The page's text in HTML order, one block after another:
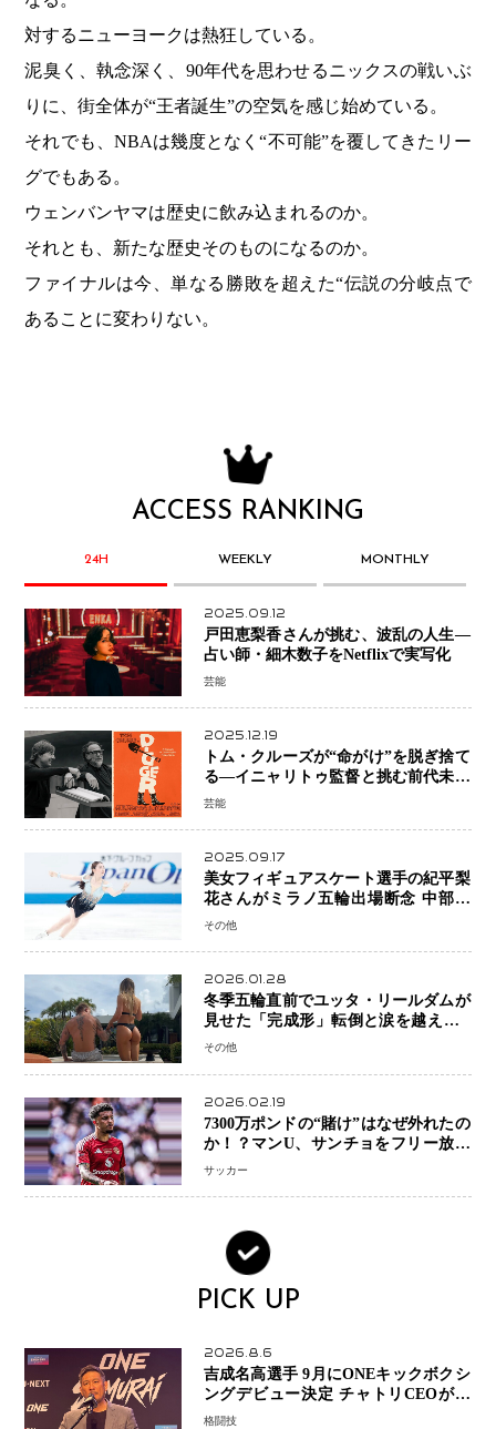
対するニューヨークは熱狂している。
泥臭く、執念深く、90年代を思わせるニックスの戦いぶ
りに、街全体が“王者誕生”の空気を感じ始めている。
それでも、NBAは幾度となく“不可能”を覆してきたリー
グでもある。
ウェンバンヤマは歴史に飲み込まれるのか。
それとも、新たな歴史そのものになるのか。
ファイナルは今、単なる勝敗を超えた“伝説の分岐点で
あることに変わりない。
ACCESS RANKING
24H WEEKLY MONTHLY
2025.09.12
戸田恵梨香さんが挑む、波乱の人生―
占い師・細木数子をNetflixで実写化
芸能
2025.12.19
トム・クルーズが“命がけ”を脱ぎ捨て
る―イニャリトゥ監督と挑む前代未聞
の大惨事コメディ「DIGGER ディガ
芸能
2025.09.17
美女フィギュアスケート選手の紀平梨
花さんがミラノ五輪出場断念 中部選
手権欠場を発表「安全最優先の判断」
その他
2026.01.28
冬季五輪直前でユッタ・リールダムが
見せた「完成形」転倒と涙を越えて─
ミラノで金を狙うオランダ女王の現在
その他
2026.02.19
7300万ポンドの“賭け”はなぜ外れたの
か！？マンU、サンチョをフリー放出
へ・・・補強戦略の転換点に
サッカー
PICK UP
2026.8.6
吉成名高選手 9月にONEキックボクシ
ングデビュー決定 チャトリCEOがサ
プライズ発表 2カ月連続参戦へ
格闘技